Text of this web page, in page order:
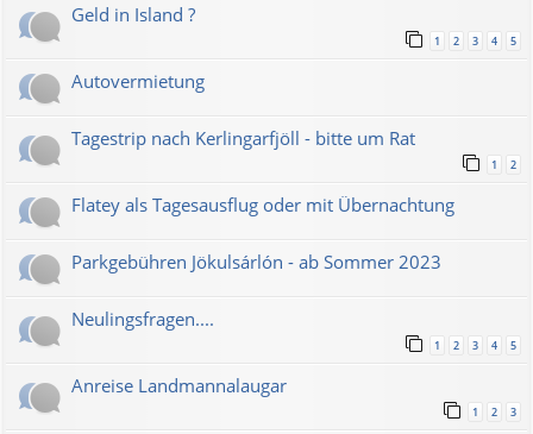
Geld in Island ?
1 2 3 4 5
Autovermietung
Tagestrip nach Kerlingarfjöll - bitte um Rat
1 2
Flatey als Tagesausflug oder mit Übernachtung
Parkgebühren Jökulsárlón - ab Sommer 2023
Neulingsfragen....
1 2 3 4 5
Anreise Landmannalaugar
1 2 3